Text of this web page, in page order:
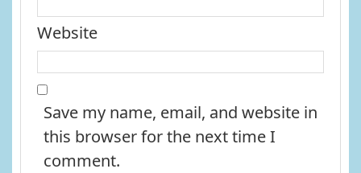
Website
Save my name, email, and website in
this browser for the next time I
comment.